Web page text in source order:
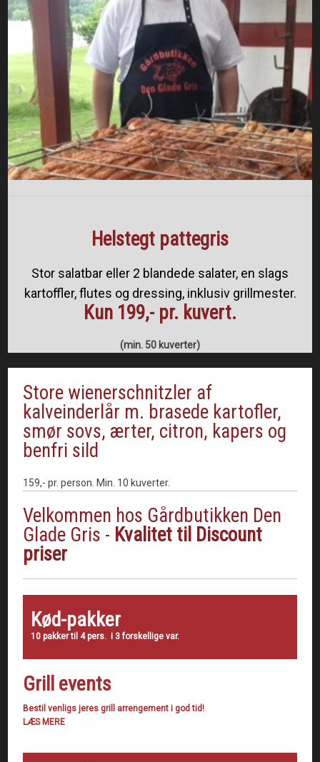
​​Helstegt ​pattegris
Stor salatbar eller 2 blandede salater, en slags
kartoffler, flutes og dressing, inklusiv grillmester.
Kun 199,- pr. kuvert.
(min. 50 kuverter)
Store wienerschnitzler af
kalveinderlår m. brasede kartofler,
smør sovs, ærter, citron, kapers og
benfri sild
159,- pr. person. Min. 10 kuverter.​
Velkommen hos Gårdbutikken Den
Glade Gris - Kvalitet til Discount
priser
Kød-pakker
​10 pakker til 4 pers. i 3 forskellige var.
Grill events
Bestil venligs jeres grill arrengement i god tid!
LÆS MERE